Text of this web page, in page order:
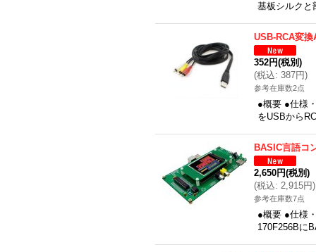
基板シルクと
USB-RCA変換
352円(税別)
(税込: 387円)
参考在庫数2点
●概要 ●仕様
をUSBから
BASIC言語コ
2,650円(税別)
(税込: 2,915円)
参考在庫数7点
●概要 ●仕様
170F256Bに